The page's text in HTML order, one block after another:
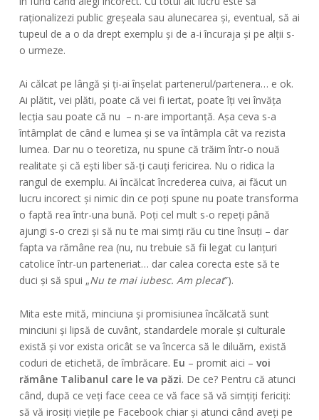
raționalizezi public greșeala sau alunecarea și, eventual, să ai
tupeul de a o da drept exemplu și de a-i încuraja și pe alții s-
o urmeze.
Ai călcat pe lângă și ți-ai înșelat partenerul/partenera… e ok.
Ai plătit, vei plăti, poate că vei fi iertat, poate îți vei învăța
lecția sau poate că nu – n-are importanță. Așa ceva s-a
întâmplat de când e lumea și se va întâmpla cât va rezista
lumea. Dar nu o teoretiza, nu spune că trăim într-o nouă
realitate și că ești liber să-ți cauți fericirea. Nu o ridica la
rangul de exemplu. Ai încălcat încrederea cuiva, ai făcut un
lucru incorect și nimic din ce poți spune nu poate transforma
o faptă rea într-una bună. Poți cel mult s-o repeți până
ajungi s-o crezi și să nu te mai simți rău cu tine însuți – dar
fapta va rămâne rea (nu, nu trebuie să fii legat cu lanțuri
catolice într-un parteneriat… dar calea corecta este să te
duci și să spui „Nu te mai iubesc. Am plecat”).
Mita este mită, minciuna și promisiunea încălcată sunt
minciuni și lipsă de cuvânt, standardele morale și culturale
există și vor exista oricât se va încerca să le diluăm, există
coduri de etichetă, de îmbrăcare. Eu – promit aici – voi
rămâne Talibanul care le va păzi. De ce? Pentru că atunci
când, după ce veți face ceea ce vă face să vă simțiți fericiți:
să vă irosiți viețile pe Facebook chiar și atunci când aveți pe